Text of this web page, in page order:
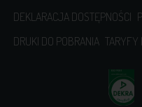
DEKLARACJA DOSTĘPNOŚCI
DRUKI DO POBRANIA TARYFY